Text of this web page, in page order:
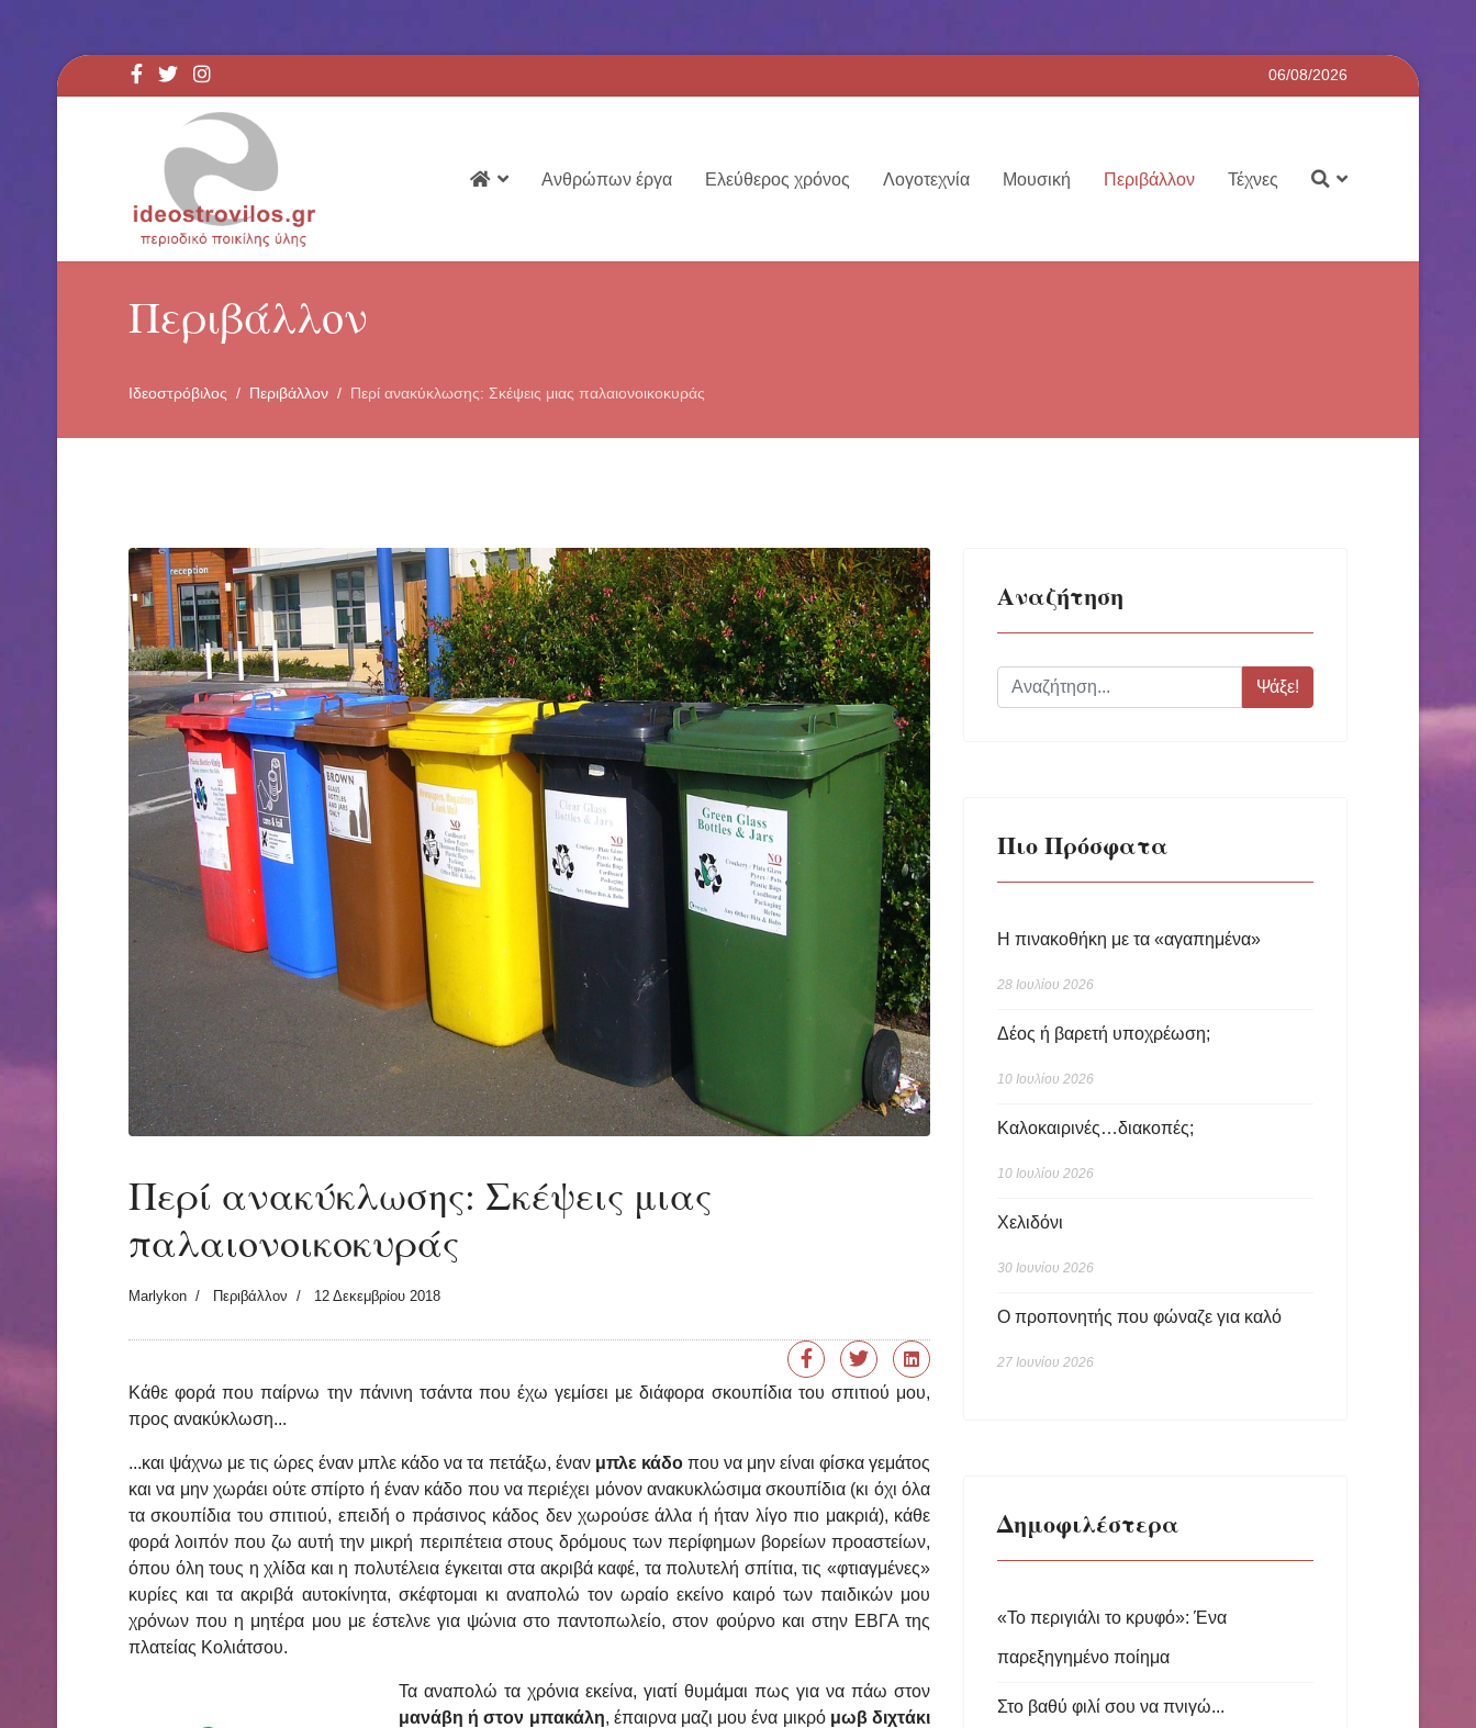
06/08/2026
Ανθρώπων έργα Ελεύθερος χρόνος Λογοτεχνία Μουσική Περιβάλλον Τέχνες
Περιβάλλον
Ιδεοστρόβιλος Περιβάλλον Περί ανακύκλωσης: Σκέψεις μιας παλαιονοικοκυράς
Περί ανακύκλωσης: Σκέψεις μιας
παλαιονοικοκυράς
Marlykon Περιβάλλον 12 Δεκεμβρίου 2018
Κάθε φορά που παίρνω την πάνινη τσάντα που έχω γεμίσει με διάφορα σκουπίδια του σπιτιού μου,
προς ανακύκλωση...
...και ψάχνω με τις ώρες έναν μπλε κάδο να τα πετάξω, έναν μπλε κάδοπου να μην είναι φίσκα γεμάτος
και να μην χωράει ούτε σπίρτο ή έναν κάδο που να περιέχει μόνον ανακυκλώσιμα σκουπίδια (κι όχι όλα
τα σκουπίδια του σπιτιού, επειδή ο πράσινος κάδος δεν χωρούσε άλλα ή ήταν λίγο πιο μακριά), κάθε
φορά λοιπόν που ζω αυτή την μικρή περιπέτεια στους δρόμους των περίφημων βορείων προαστείων,
όπου όλη τους η χλίδα και η πολυτέλεια έγκειται στα ακριβά καφέ, τα πολυτελή σπίτια, τις «φτιαγμένες»
κυρίες και τα ακριβά αυτοκίνητα, σκέφτομαι κι αναπολώ τον ωραίο εκείνο καιρό των παιδικών μου
χρόνων που η μητέρα μου με έστελνε για ψώνια στο παντοπωλείο, στον φούρνο και στην ΕΒΓΑ της
πλατείας Κολιάτσου.
Τα αναπολώ τα χρόνια εκείνα, γιατί θυμάμαι πως για να πάω στον
μανάβη ή στον μπακάλη, έπαιρνα μαζι μου ένα μικρό μωβ διχτάκι
Αναζήτηση
Ψάξε!
Πιο Πρόσφατα
Η πινακοθήκη με τα «αγαπημένα»
28 Ιουλίου 2026
Δέος ή βαρετή υποχρέωση;
10 Ιουλίου 2026
Καλοκαιρινές…διακοπές;
10 Ιουλίου 2026
Χελιδόνι
30 Ιουνίου 2026
Ο προπονητής που φώναζε για καλό
27 Ιουνίου 2026
Δημοφιλέστερα
«Το περιγιάλι το κρυφό»: Ένα
παρεξηγημένο ποίημα
Στο βαθύ φιλί σου να πνιγώ...